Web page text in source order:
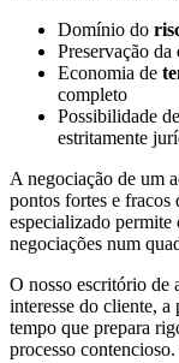
Domínio do
Preservação da
Economia de
completo
Possibilidade
estritamente
A negociação de um
pontos fortes e fracos
especializado permite
negociações num
O nosso escritório de
interesse do cliente, a
tempo que prepara
processo